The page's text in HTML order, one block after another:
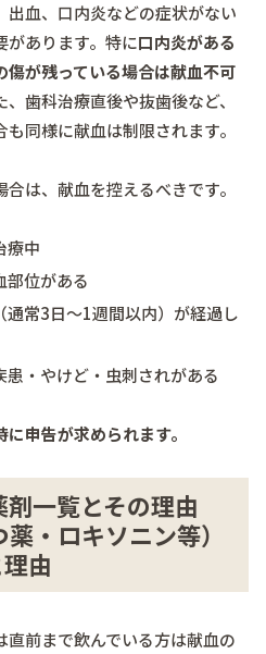
血、口内炎などの症状がない
があります。特に口内炎がある
が残っている場合は献血不可
、歯科治療直後や抜歯後など、
同様に献血は制限されます。
は、献血を控えるべきです。
療中
部位がある
常3日～1週間以内）が経過し
・やけど・虫刺されがある
申告が求められます。
一覧とその理由
薬・ロキソニン等）
由
前まで飲んでいる方は献血の